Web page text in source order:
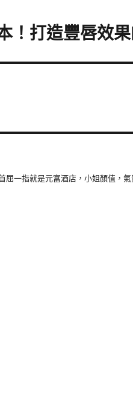
！打造豐唇效
屈一指就是元富酒店，小姐顏值，